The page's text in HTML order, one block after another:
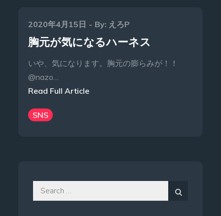
Posted
on
2020年4月15日 By: えろP
胸元が気になるハーネス
いや、気になります。胸元の膨らみが！！
@nazo…
Read Full Article
SNS
Search
for: